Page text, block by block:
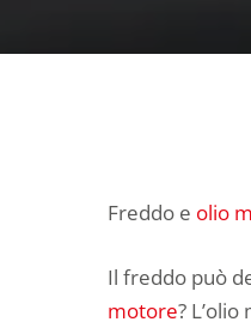
Freddo e olio
Il freddo può
motore?